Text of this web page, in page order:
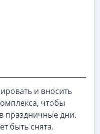
и вносить
чтобы
праздничные дни.
быть снята.